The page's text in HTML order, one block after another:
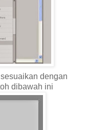
dengan
dibawah ini